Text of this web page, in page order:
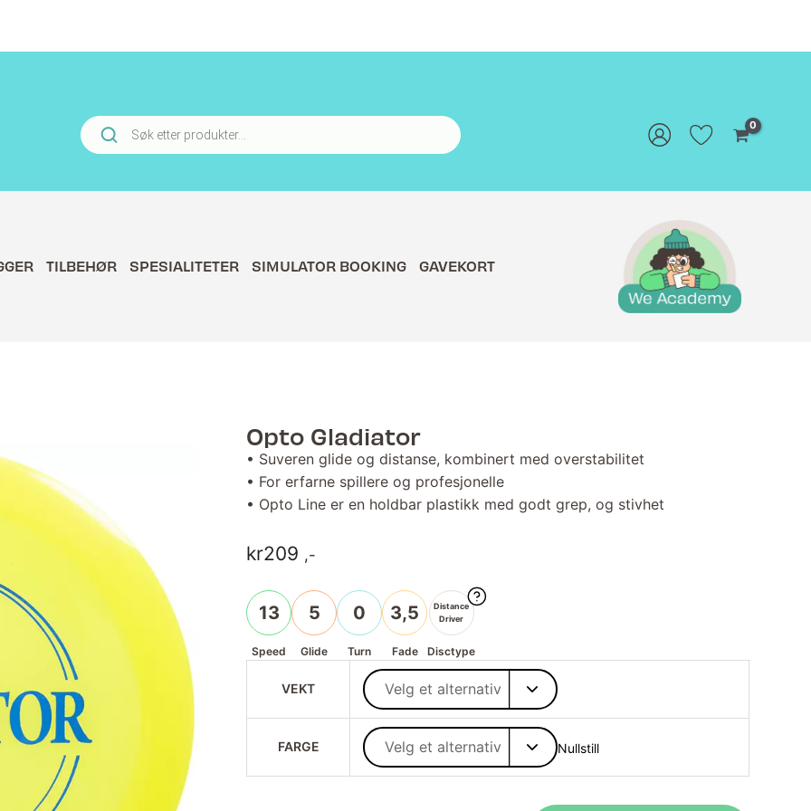
Products
search
TILBEHØR SPESIALITETER SIMULATOR BOOKING GAVEKORT
Opto Gladiator
• Suveren glide og distanse, kombinert med overstabilitet
• For erfarne spillere og profesjonelle
• Opto Line er en holdbar plastikk med godt grep, og stivhet
kr209 ,-
13
Speed
5
Glide
0
Turn
3,5
Fade
Distance
Driver
Disctype
VEKT
FARGE Nullstill